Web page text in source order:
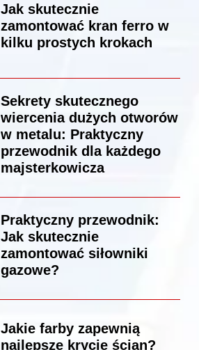
Jak skutecznie
zamontować kran ferro w
kilku prostych krokach
Sekrety skutecznego
wiercenia dużych otworów
w metalu: Praktyczny
przewodnik dla każdego
majsterkowicza
Praktyczny przewodnik:
Jak skutecznie
zamontować siłowniki
gazowe?
Jakie farby zapewnią
najlepsze krycie ścian?